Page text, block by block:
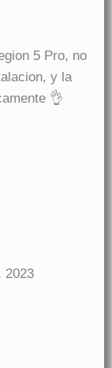
5 Pro, no
y la
👌
2023